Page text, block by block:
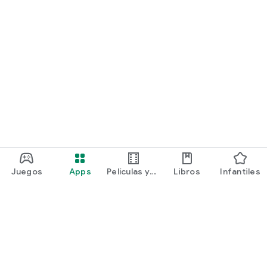
Juegos Apps
Películas y
Libros Infantiles